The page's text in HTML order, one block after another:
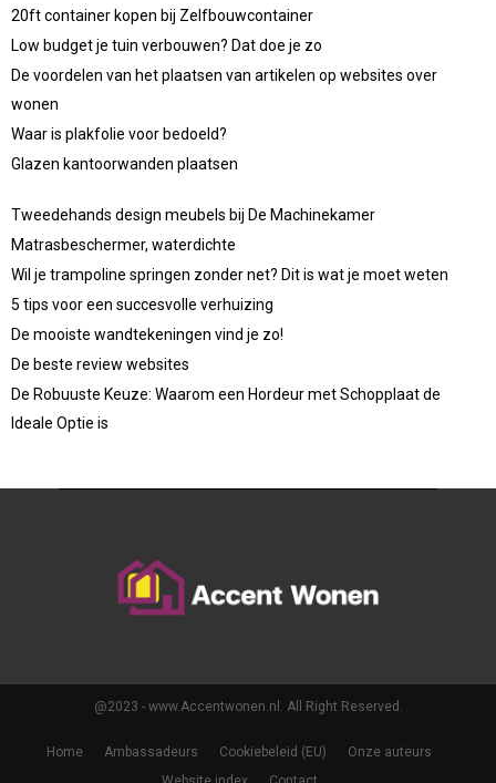
20ft container kopen bij Zelfbouwcontainer
Low budget je tuin verbouwen? Dat doe je zo
De voordelen van het plaatsen van artikelen op websites over
wonen
Waar is plakfolie voor bedoeld?
Glazen kantoorwanden plaatsen
Tweedehands design meubels bij De Machinekamer
Matrasbeschermer, waterdichte
Wil je trampoline springen zonder net? Dit is wat je moet weten
5 tips voor een succesvolle verhuizing
De mooiste wandtekeningen vind je zo!
De beste review websites
De Robuuste Keuze: Waarom een Hordeur met Schopplaat de
Ideale Optie is
@2023 - www.Accentwonen.nl. All Right Reserved.
Home Ambassadeurs Cookiebeleid (EU)
Onze auteurs